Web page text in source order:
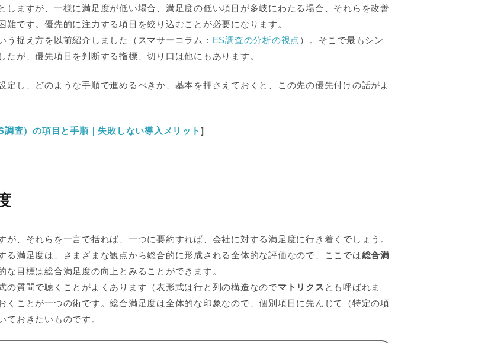
しますが、一様に満足度が低い場合、満足度の低い項目が多岐にわたる場合、それらを改善
難です。優先的に注力する項目を絞り込むことが必要になります。
う捉え方を以前紹介しました（スマサーコラム： ES調査の分析の視点 ）。そこで最もシン
たが、優先項目を判断する指標、切り口は他にもあります。
定し、どのような手順で進めるべきか、基本を押さえておくと、この先の優先付けの話がよ
調査）の項目と手順｜失敗しない導入メリット ]
、それらを一言で括れば、一つに要約すれば、会社に対する満足度に行き着くでしょう。
る満足度は、さまざまな観点から総合的に形成される全体的な評価なので、ここでは総合満
な目標は総合満足度の向上とみることができます。
の質問で聴くことがよくあります（表形式は行と列の構造なのでマトリクス とも呼ばれま
くことが一つの術です。総合満足度は全体的な印象なので、個別項目に先んじて（特定の項
ておきたいものです。